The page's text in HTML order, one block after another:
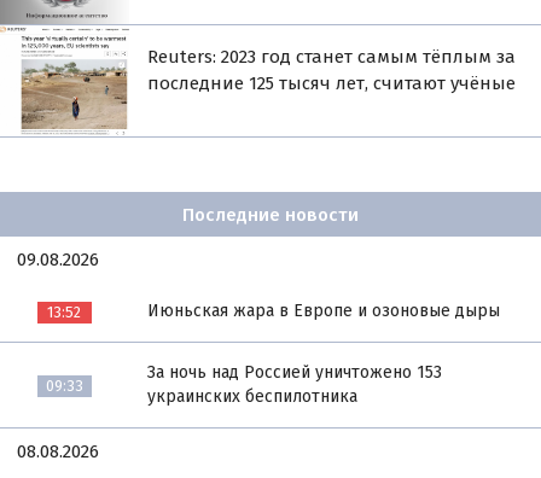
Reuters: 2023 год станет самым тёплым за
последние 125 тысяч лет, считают учёные
Последние новости
09.08.2026
13:52 Июньская жара в Европе и озоновые дыры
09:33
За ночь над Россией уничтожено 153
украинских беспилотника
08.08.2026